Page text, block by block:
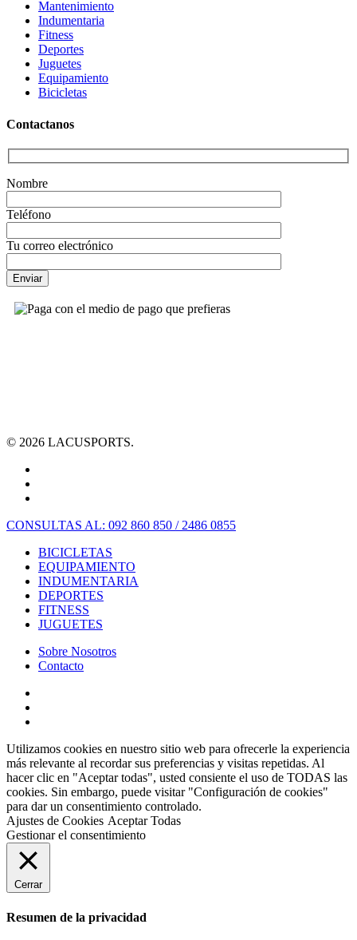
Mantenimiento
Indumentaria
Fitness
Deportes
Juguetes
Equipamiento
Bicicletas
Contactanos
Nombre
Teléfono
Tu correo electrónico
© 2026 LACUSPORTS.
CONSULTAS AL: 092 860 850 / 2486 0855
BICICLETAS
EQUIPAMIENTO
INDUMENTARIA
DEPORTES
FITNESS
JUGUETES
Sobre Nosotros
Contacto
Utilizamos cookies en nuestro sitio web para ofrecerle la experiencia
más relevante al recordar sus preferencias y visitas repetidas. Al
hacer clic en "Aceptar todas", usted consiente el uso de TODAS las
cookies. Sin embargo, puede visitar "Configuración de cookies"
para dar un consentimiento controlado.
Ajustes de Cookies Aceptar Todas
Gestionar el consentimiento
Cerrar
Resumen de la privacidad